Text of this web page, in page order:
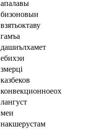
апалавы
бизоновыи
взятьоктаву
гамъа
дашиълхамет
ебихэи
змерці
казбеков
конвекционноеох
лангуст
меи
накшерустам